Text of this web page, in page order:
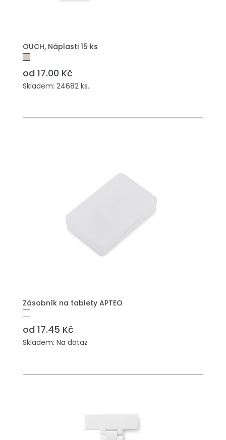
OUCH, Náplasti 15 ks
od 17.00 Kč
Skladem: 24682 ks.
Zásobník na tablety APTEO
od 17.45 Kč
Skladem: Na dotaz